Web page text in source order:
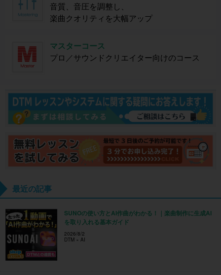
音質、音圧を調整し、
楽曲クオリティを大幅アップ
マスターコース
プロ／サウンドクリエイター向けのコース
最近の記事
SUNOの使い方とAI作曲がわかる！｜楽曲制作に生成AI
を取り入れる基本ガイド
2026/8/2
DTM × AI